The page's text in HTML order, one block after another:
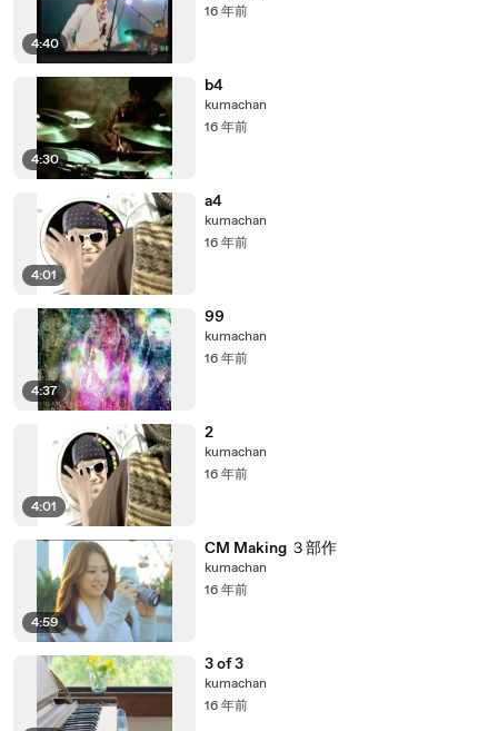
4:40
16 年前
4:30
b4
kumachan
16 年前
4:01
a4
kumachan
16 年前
4:37
99
kumachan
16 年前
4:01
2
kumachan
16 年前
4:59
CM Making ３部作
kumachan
16 年前
3 of 3
kumachan
16 年前